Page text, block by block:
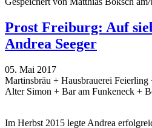
Prost Freiburg: Auf
Andrea Seeger
05. Mai 2017
Martinsbräu + Hausbrauerei
Alter Simon + Bar am Funkeneck +
Im Herbst 2015 legte Andrea